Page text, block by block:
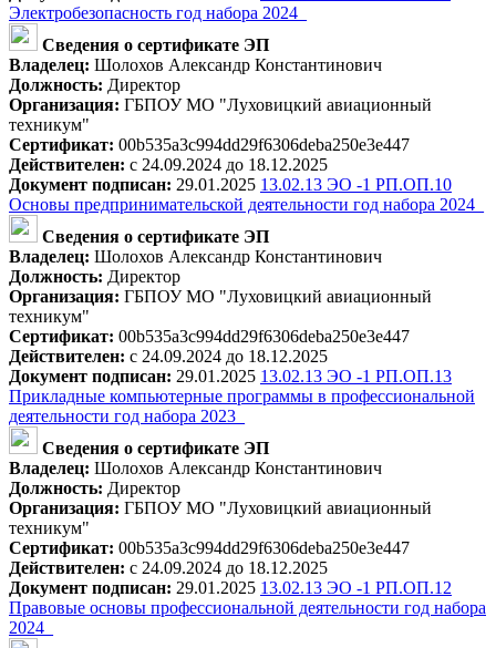
Электробезопасность год набора 2024_
Сведения о сертификате ЭП
Владелец: Шолохов Александр Константинович
Должность: Директор
Организация: ГБПОУ МО "Луховицкий авиационный
техникум"
Сертификат: 00b535a3c994dd29f6306deba250e3e447
Действителен: с 24.09.2024 до 18.12.2025
Документ подписан: 29.01.2025 13.02.13 ЭО -1 РП.ОП.10
Основы предпринимательской деятельности год набора 2024_
Сведения о сертификате ЭП
Владелец: Шолохов Александр Константинович
Должность: Директор
Организация: ГБПОУ МО "Луховицкий авиационный
техникум"
Сертификат: 00b535a3c994dd29f6306deba250e3e447
Действителен: с 24.09.2024 до 18.12.2025
Документ подписан: 29.01.2025 13.02.13 ЭО -1 РП.ОП.13
Прикладные компьютерные программы в профессиональной
деятельности год набора 2023_
Сведения о сертификате ЭП
Владелец: Шолохов Александр Константинович
Должность: Директор
Организация: ГБПОУ МО "Луховицкий авиационный
техникум"
Сертификат: 00b535a3c994dd29f6306deba250e3e447
Действителен: с 24.09.2024 до 18.12.2025
Документ подписан: 29.01.2025 13.02.13 ЭО -1 РП.ОП.12
Правовые основы профессиональной деятельности год набора
2024_